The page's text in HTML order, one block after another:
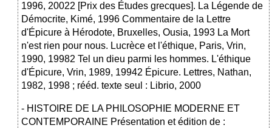
1996, 20022 [Prix des Études grecques]. La Légende de
Démocrite, Kimé, 1996 Commentaire de la Lettre
d'Épicure à Hérodote, Bruxelles, Ousia, 1993 La Mort
n'est rien pour nous. Lucrèce et l'éthique, Paris, Vrin,
1990, 19982 Tel un dieu parmi les hommes. L'éthique
d'Épicure, Vrin, 1989, 19942 Épicure. Lettres, Nathan,
1982, 1998 ; rééd. texte seul : Librio, 2000
- HISTOIRE DE LA PHILOSOPHIE MODERNE ET
CONTEMPORAINE Présentation et édition de :